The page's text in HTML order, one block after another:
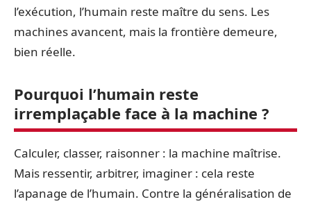
l’exécution, l’humain reste maître du sens. Les
machines avancent, mais la frontière demeure,
bien réelle.
Pourquoi l’humain reste
irremplaçable face à la machine ?
Calculer, classer, raisonner : la machine maîtrise.
Mais ressentir, arbitrer, imaginer : cela reste
l’apanage de l’humain. Contre la généralisation de